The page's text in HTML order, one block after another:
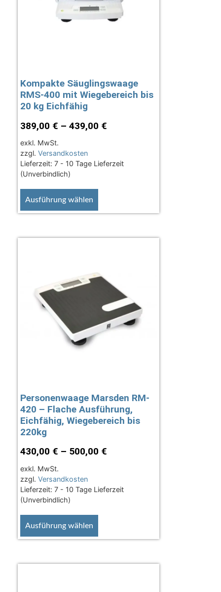
Kompakte Säuglingswaage
RMS-400 mit Wiegebereich bis
20 kg Eichfähig
389,00 € – 439,00 €
exkl. MwSt.
zzgl. Versandkosten
Lieferzeit: 7 - 10 Tage Lieferzeit
(Unverbindlich)
Ausführung wählen
Personenwaage Marsden RM-
420 – Flache Ausführung,
Eichfähig, Wiegebereich bis
220kg
430,00 € – 500,00 €
exkl. MwSt.
zzgl. Versandkosten
Lieferzeit: 7 - 10 Tage Lieferzeit
(Unverbindlich)
Ausführung wählen